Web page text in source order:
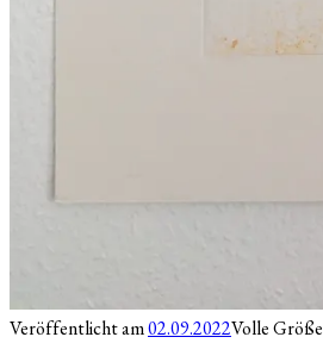
Veröffentlicht am02.09.2022Volle Größe